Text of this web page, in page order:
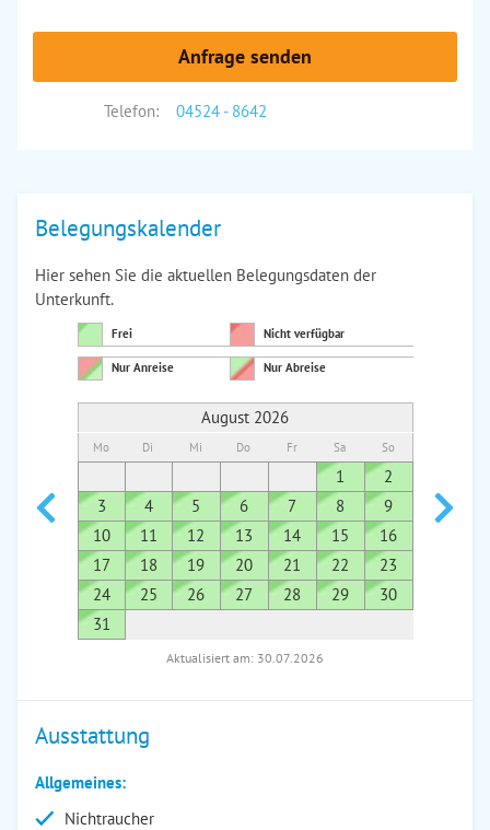
Anfrage senden
Telefon: 04524 - 8642
Belegungskalender
Hier sehen Sie die aktuellen Belegungsdaten der
Unterkunft.
Frei Nicht verfügbar
Nur Anreise Nur Abreise
August 2026
Mo Di Mi Do Fr Sa So
1
2
3
4 5 6 7 8
9
10
11 12 13 14 15
16
17
18 19 20 21 22
23
24
25 26 27 28 29
30
31
7
Aktualisiert am: 30.07.2026
Ausstattung
Allgemeines:
Nichtraucher